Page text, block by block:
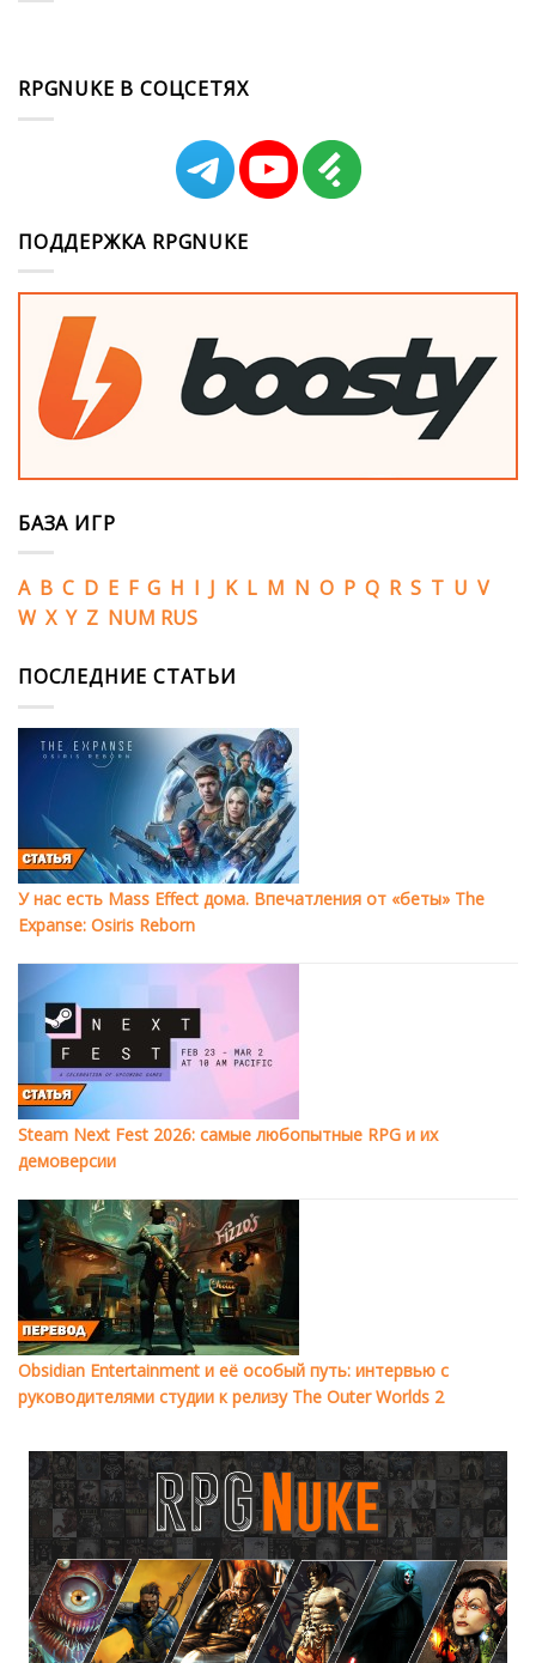
RPGNUKE В СОЦСЕТЯХ
ПОДДЕРЖКА RPGNUKE
БАЗА ИГР
A B C D E F G H I J K L M N O P Q R S T U V
W X Y Z NUM RUS
ПОСЛЕДНИЕ СТАТЬИ
У нас есть Mass Effect дома. Впечатления от «беты» The
Expanse: Osiris Reborn
Steam Next Fest 2026: самые любопытные RPG и их
демоверсии
Obsidian Entertainment и её особый путь: интервью с
руководителями студии к релизу The Outer Worlds 2